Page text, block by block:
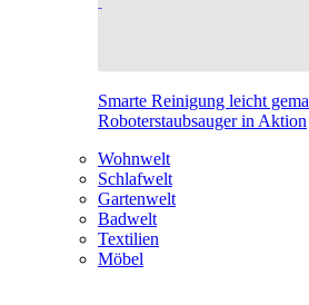
Smarte Reinigung leicht
Roboterstaubsauger in Aktion
Wohnwelt
Schlafwelt
Gartenwelt
Badwelt
Textilien
Möbel